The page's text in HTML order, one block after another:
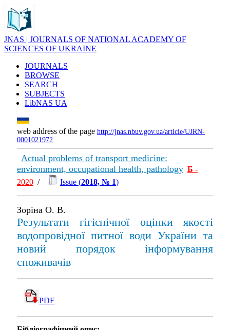
JNAS | JOURNALS OF NATIONAL ACADEMY OF
SCIENCES OF UKRAINE
JOURNALS
BROWSE
SEARCH
SUBJECTS
LibNAS UA
web address of the page http://jnas.nbuv.gov.ua/article/UJRN-
0001021972
Actual problems of transport medicine:
environment, occupational health, pathology Б -
2020 / Issue (2018, № 1)
Зоріна О. В.
Результати гігієнічної оцінки якості
водопровідної питної води України та
новий порядок інформування
споживачів
PDF